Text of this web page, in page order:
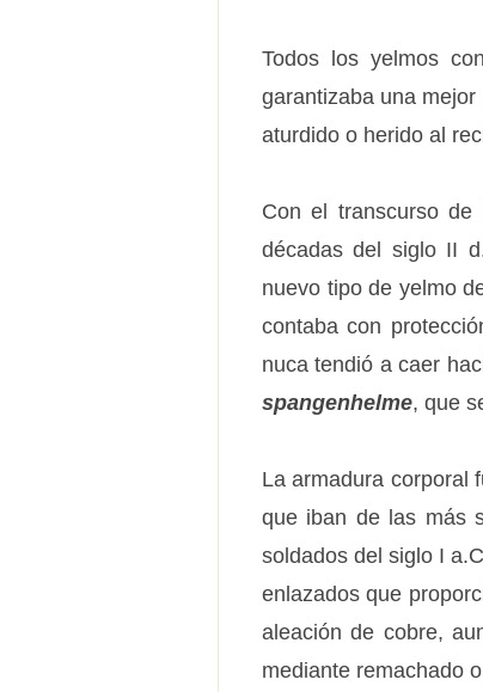
Todos los yelmos
garantizaba una
aturdido o herido al
Con el transcurso
décadas del siglo II
nuevo tipo de yelmo
contaba con
nuca tendió a caer
spangenhelme, que
La armadura corporal
que iban de las más
soldados del siglo I
enlazados que
aleación de cobre,
mediante remachado